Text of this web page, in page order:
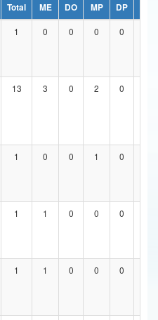
e Comunicações
Humanos
Total ME DO MP DP
1 0 0 0 0
13 3 0 2 0
1 0 0 1 0
1 1 0 0 0
1 1 0 0 0